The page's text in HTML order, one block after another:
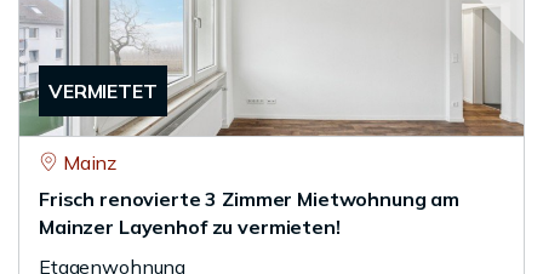
VERMIETET
Mainz
Frisch renovierte 3 Zimmer Mietwohnung am
Mainzer Layenhof zu vermieten!
Etagenwohnung